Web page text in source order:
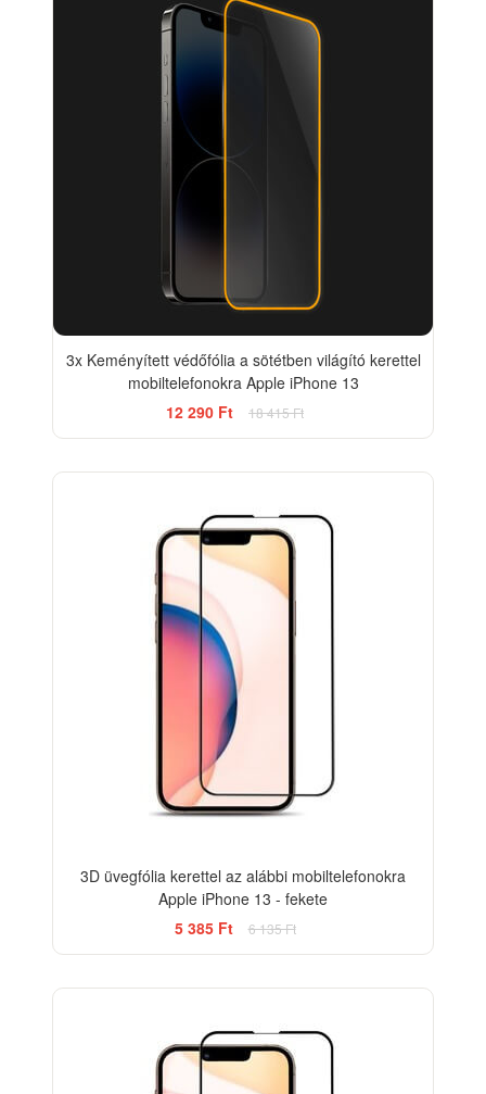
3x Keményített védőfólia a sötétben világító kerettel
mobiltelefonokra Apple iPhone 13
12 290 Ft
18 415 Ft
3D üvegfólia kerettel az alábbi mobiltelefonokra
Apple iPhone 13 - fekete
5 385 Ft
6 135 Ft